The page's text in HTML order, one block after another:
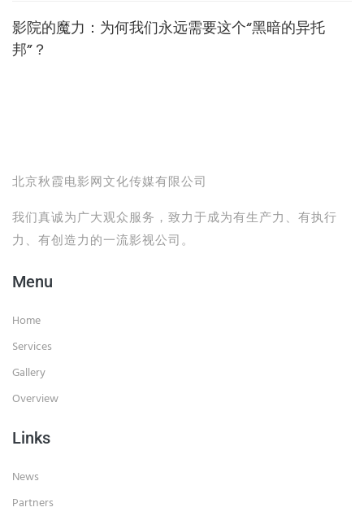
影院的魔力：为何我们永远需要这个“黑暗的异托
邦”？
北京秋霞电影网文化传媒有限公司
我们真诚为广大观众服务，致力于成为有生产力、有执行
力、有创造力的一流影视公司。
Menu
Home
Services
Gallery
Overview
Links
News
Partners